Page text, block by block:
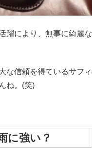
躍により、無事に綺麗な
な信頼を得ているサフィ
ね。(笑)
に強い？